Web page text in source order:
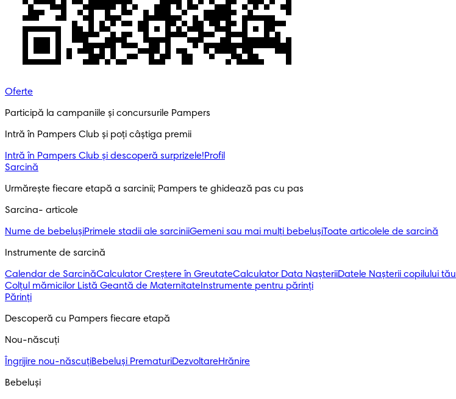
Oferte
Participă la campaniile și concursurile Pampers
Intră în Pampers Club și poți câștiga premii
Intră în Pampers Club și descoperă surprizele!​Profil
Sarcină
Urmărește fiecare etapă a sarcinii; Pampers te ghidează pas cu pas
Sarcina- articole
Nume de bebelușiPrimele stadii ale sarciniiGemeni sau mai mulți bebelușiToate articolele de sarcină
Instrumente de sarcină
Calendar de SarcinăCalculator Creștere în GreutateCalculator Data NașteriiDatele Nașterii copilului tău
Colțul mămicilor Listă Geantă de Maternitate Instrumente pentru părinți
Părinți
Descoperă cu Pampers fiecare etapă
Nou-născuți
Îngrijire nou-născuțiBebeluși PrematuriDezvoltareHrănire
Bebeluși